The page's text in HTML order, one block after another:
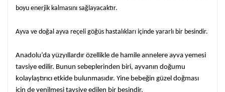
boyu enerjik kalmasını sağlayacaktır.
Ayva ve doğal ayva reçeli göğüs hastalıkları içinde yararlı bir besindir.
Anadolu’da yüzyıllardır özellikle de hamile annelere ayva yemesi
tavsiye edilir. Bunun sebeplerinden biri, ayvanın doğumu
kolaylaştırıcı etkide bulunmasıdır. Yine bebeğin güzel doğması
için de yenilmesi tavsiye edilen bir besindir.